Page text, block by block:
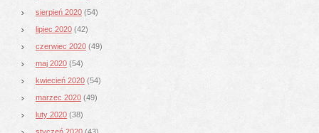
sierpień 2020 (54)
lipiec 2020 (42)
czerwiec 2020 (49)
maj 2020 (54)
kwiecień 2020 (54)
marzec 2020 (49)
luty 2020 (38)